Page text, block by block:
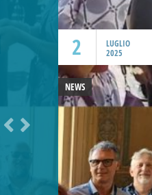
2
LUGLIO
2025
NEWS